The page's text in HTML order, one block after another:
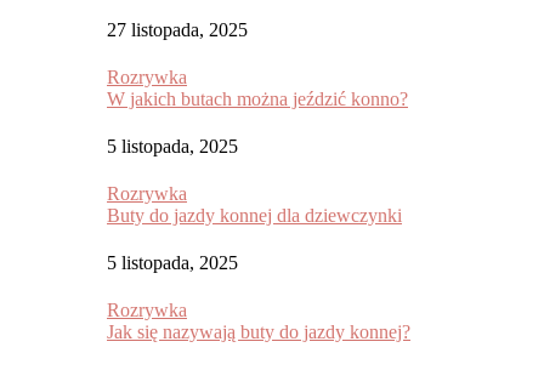
27 listopada, 2025
Rozrywka
W jakich butach można jeździć konno?
5 listopada, 2025
Rozrywka
Buty do jazdy konnej dla dziewczynki
5 listopada, 2025
Rozrywka
Jak się nazywają buty do jazdy konnej?